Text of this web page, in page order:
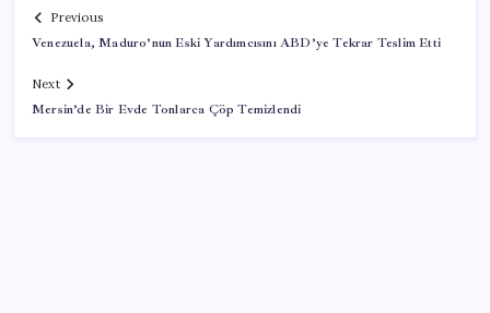
Previous
Venezuela, Maduro’nun Eski Yardımcısını ABD’ye Tekrar Teslim Etti
Next
Mersin’de Bir Evde Tonlarca Çöp Temizlendi